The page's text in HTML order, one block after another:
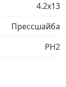
›
4.2х13
Прессшайба
PH2